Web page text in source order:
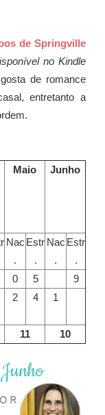
de Springville
no Kindle
de romance
entretanto a
Maio Junho
Nac
.
Estr
.
Nac
.
Estr
.
0 5
9
2 4 1
11 10